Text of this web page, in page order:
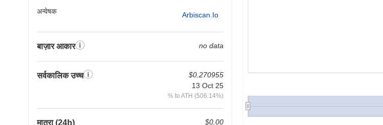
अन्वेषक Arbiscan.io
बाज़ार आकार no data
सर्वकालिक उच्च
$0.270955
13 Oct 25
% to ATH (506.14%)
मात्रा (24h) $0.00